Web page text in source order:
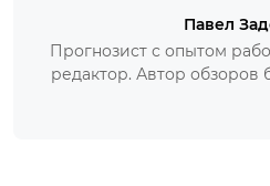
Павел
Прогнозист с опытом
редактор. Автор обзоров